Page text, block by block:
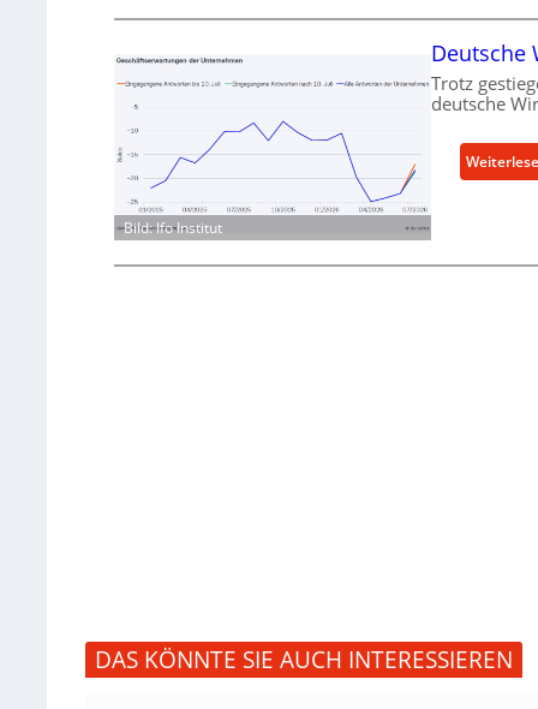
Bild: Ifo Institut
Deutsche
Trotz
deutsche
DAS KÖNNTE SIE AUCH INTERESSIEREN